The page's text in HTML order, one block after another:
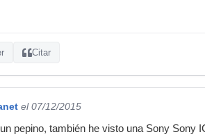
Citar
el 07/12/2015
pepino, también he visto una Sony